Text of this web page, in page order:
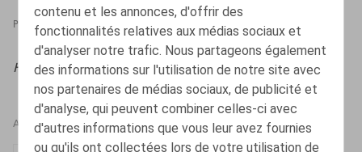
contenu et les annonces, d'offrir des
fonctionnalités relatives aux médias sociaux et
d'analyser notre trafic. Nous partageons également
des informations sur l'utilisation de notre site avec
nos partenaires de médias sociaux, de publicité et
d'analyse, qui peuvent combiner celles-ci avec
d'autres informations que vous leur avez fournies
ou qu'ils ont collectées lors de votre utilisation de
PRESSROOM 07.02.2025
HR.square,janvier-février 2025, n° 62, p. 49
AUTEURS